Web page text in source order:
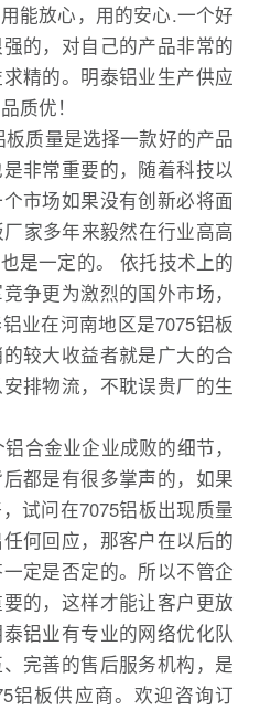
能放心，用的安心.一个好
的，对自己的产品非常的
精的。明泰铝业生产供应
质优！
质量是选择一款好的产品
非常重要的，随着科技以
市场如果没有创新必将面
家多年来毅然在行业高高
是一定的。 依托技术上的
争更为激烈的国外市场，
业在河南地区是7075铝板
较大收益者就是广大的合
排物流，不耽误贵厂的生
合金业企业成败的细节，
都是有很多掌声的，如果
试问在7075铝板出现质量
何回应，那客户在以后的
定是否定的。所以不管企
的，这样才能让客户更放
铝业有专业的网络优化队
完善的售后服务机构，是
铝板供应商。欢迎咨询订